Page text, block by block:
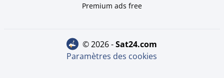
Premium ads free
© 2026 - sat24.com
Paramètres des cookies